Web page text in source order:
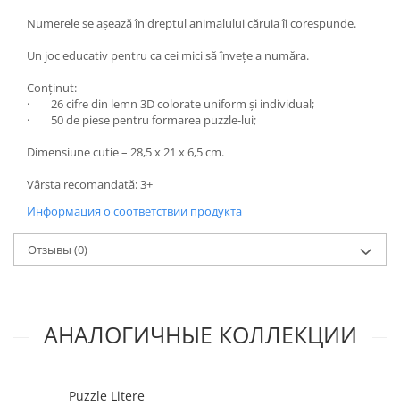
Numerelese așează în dreptul animalului căruia îi corespunde.
Un joc educativ pentru ca cei mici să învețe a număra.
Conținut:
·
26 cifre din lemn 3D colorate uniform și individual;
·
50 de piese pentru formarea puzzle-lui;
Dimensiune cutie – 28,5 x 21 x 6,5 cm.
Vârsta recomandată: 3+
Информация о соответствии продукта
Отзывы (0)
АНАЛОГИЧНЫЕ КОЛЛЕКЦИИ
Puzzle Litere